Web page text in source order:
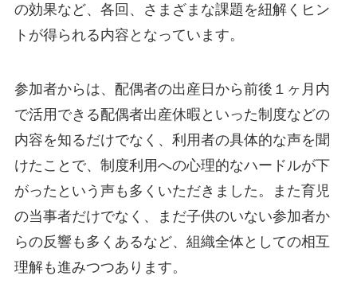
の効果など、各回、さまざまな課題を紐解くヒン
トが得られる内容となっています。
参加者からは、配偶者の出産日から前後１ヶ月内
で活用できる配偶者出産休暇といった制度などの
内容を知るだけでなく、利用者の具体的な声を聞
けたことで、制度利用への心理的なハードルが下
がったという声も多くいただきました。また育児
の当事者だけでなく、まだ子供のいない参加者か
らの反響も多くあるなど、組織全体としての相互
理解も進みつつあります。